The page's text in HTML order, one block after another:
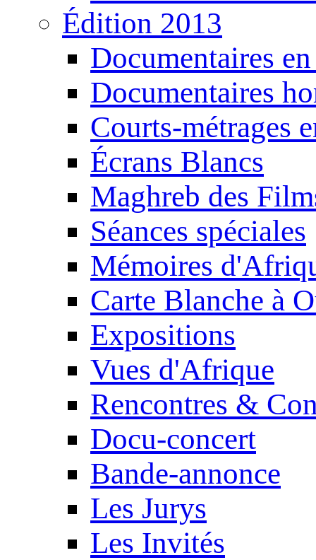
Édition 2013
Documentaires
Documentaires
Courts-métrages
Écrans Blancs
Maghreb des
Séances spéciales
Mémoires
Carte Blanche à
Expositions
Vues d'Afrique
Rencontres &
Docu-concert
Bande-annonce
Les Jurys
Les Invités